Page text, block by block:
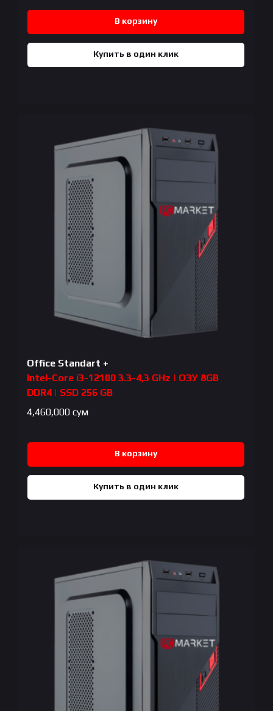
В корзину
Купить в один клик
Office Standart +
Intel-Core i3-12100 3.3-4,3 GHz | ОЗУ 8GB
DDR4 | SSD 256 GB
4,460,000 сум
В корзину
Купить в один клик